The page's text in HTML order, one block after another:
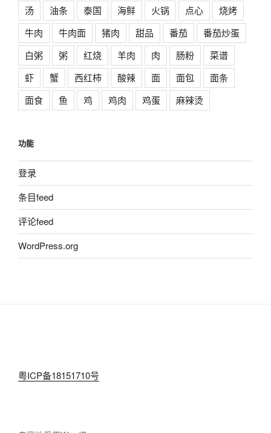
汤
油条 泰国 海鲜 火锅 点心
烧烤
牛肉
牛肉面 猪肉 甜品 番茄
番茄炒蛋
白粥
粥 红烧 羊肉 肉 肠粉
菜谱
虾
蟹 西红柿 酸辣 面 面包
面条
面食
鱼 鸡 鸡肉 鸡蛋 麻辣烫
功能
登录
条目feed
评论feed
WordPress.org
粤ICP备18151710号